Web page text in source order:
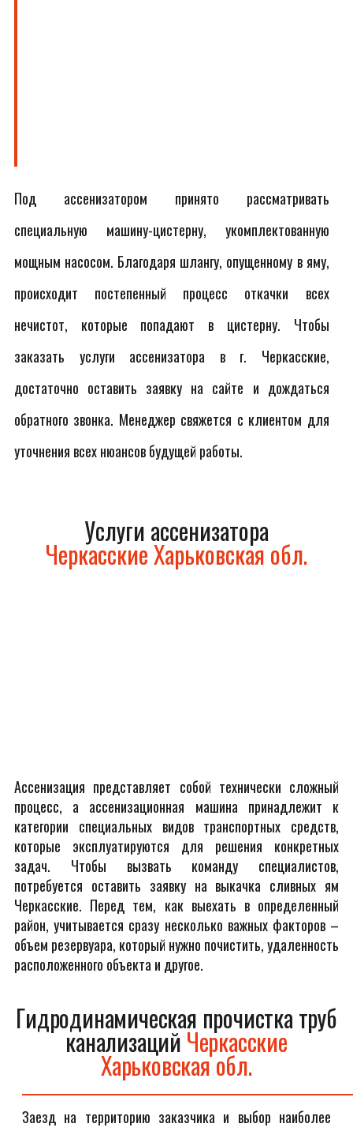
Под ассенизатором принято рассматривать
специальную машину-цистерну, укомплектованную
мощным насосом. Благодаря шлангу, опущенному в яму,
происходит постепенный процесс откачки всех
нечистот, которые попадают в цистерну. Чтобы
заказать услуги ассенизатора в г. Черкасские,
достаточно оставить заявку на сайте и дождаться
обратного звонка. Менеджер свяжется с клиентом для
уточнения всех нюансов будущей работы.
Услуги ассенизатора
Черкасские Харьковская обл.
Ассенизация представляет собой технически сложный
процесс, а ассенизационная машина принадлежит к
категории специальных видов транспортных средств,
которые эксплуатируются для решения конкретных
задач. Чтобы вызвать команду специалистов,
потребуется оставить заявку на выкачка сливных ям
Черкасские. Перед тем, как выехать в определенный
район, учитывается сразу несколько важных факторов –
объем резервуара, который нужно почистить, удаленность
расположенного объекта и другое.
Гидродинамическая прочистка труб
канализаций Черкасские
Харьковская обл.
Заезд на территорию заказчика и выбор наиболее